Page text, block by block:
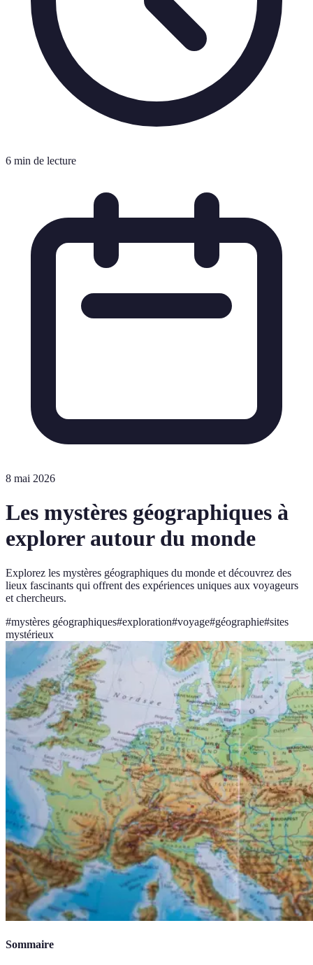
6 min de lecture
8 mai 2026
Les mystères géographiques à
explorer autour du monde
Explorez les mystères géographiques du monde et découvrez des
lieux fascinants qui offrent des expériences uniques aux voyageurs
et chercheurs.
#mystères géographiques#exploration#voyage#géographie#sites
mystérieux
Sommaire